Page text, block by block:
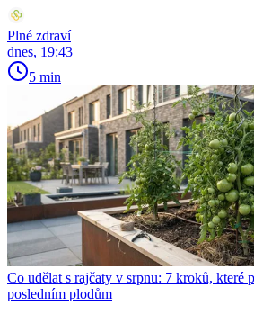
Plné zdraví
dnes, 19:43
5 min
Co udělat s rajčaty v srpnu: 7 kroků, které
posledním plodům